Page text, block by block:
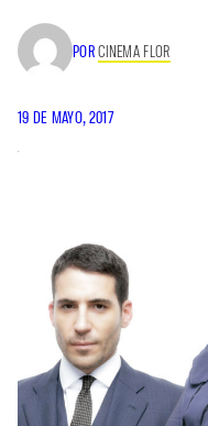
PORCINEMA FLOR
19 DE MAYO, 2017